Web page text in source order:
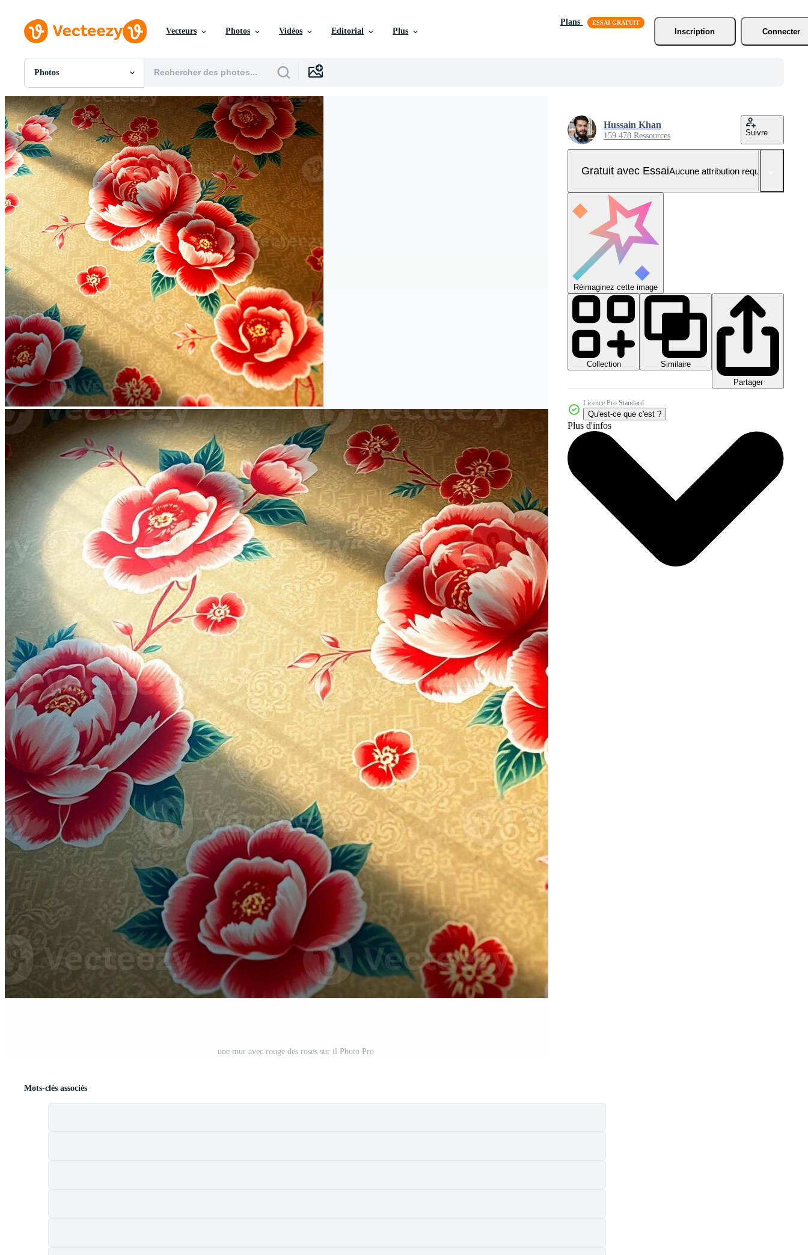
Vecteurs Photos Vidéos Editorial Plus
Plans
Inscription
Connecter
Photos
Toutes Images
Photos
PNGs
PSDs
SVGs
Modèles
Vecteurs
Vidéos
Motion graphics
Images Éditoriales
Événements Éditoriaux
une mur avec rouge des roses sur il Photo Pro
Hussain Khan
159 478 Ressources Suivre
Gratuit avec EssaiAucune attribution requise
Réimaginez cette image
Collection
Similaire
Partager
Licence Pro Standard
Qu'est-ce que c'est ?
Plus d'infos
Mots-clés associés